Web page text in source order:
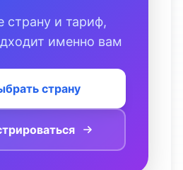
страну и тариф,
именно вам
страну